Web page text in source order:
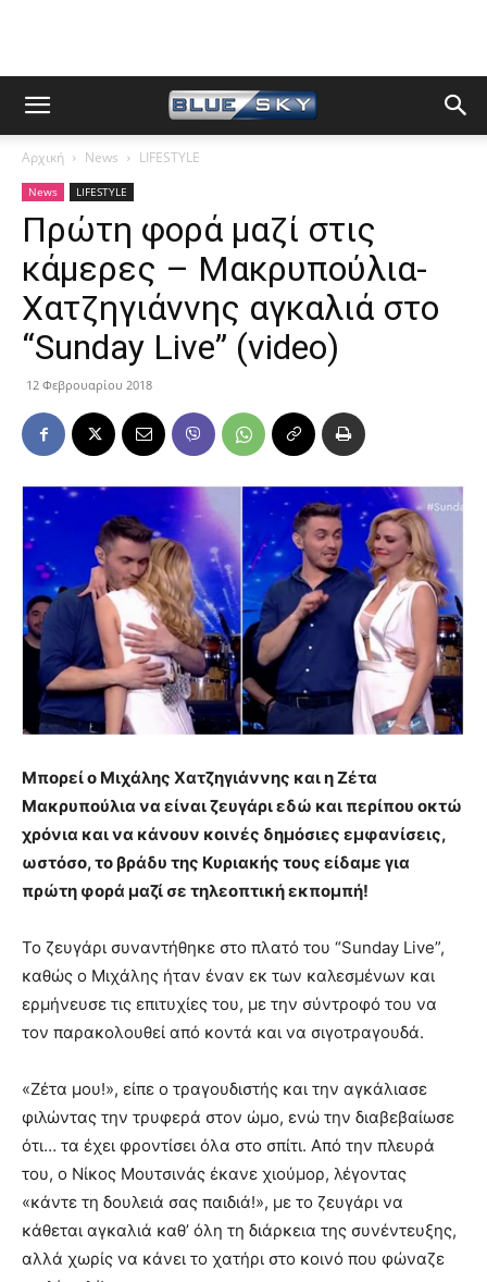
Αρχική News LIFESTYLE
News LIFESTYLE
Πρώτη φορά μαζί στις
κάμερες – Μακρυπούλια-
Χατζηγιάννης αγκαλιά στο
“Sunday Live” (video)
12 Φεβρουαρίου 2018
Μπορεί ο Μιχάλης Χατζηγιάννης και η Ζέτα
Μακρυπούλια να είναι ζευγάρι εδώ και περίπου οκτώ
χρόνια και να κάνουν κοινές δημόσιες εμφανίσεις,
ωστόσο, το βράδυ της Κυριακής τους είδαμε για
πρώτη φορά μαζί σε τηλεοπτική εκπομπή!
Το ζευγάρι συναντήθηκε στο πλατό του “Sunday Live”,
καθώς ο Μιχάλης ήταν έναν εκ των καλεσμένων και
ερμήνευσε τις επιτυχίες του, με την σύντροφό του να
τον παρακολουθεί από κοντά και να σιγοτραγουδά.
«Ζέτα μου!», είπε ο τραγουδιστής και την αγκάλιασε
φιλώντας την τρυφερά στον ώμο, ενώ την διαβεβαίωσε
ότι… τα έχει φροντίσει όλα στο σπίτι. Από την πλευρά
του, ο Νίκος Μουτσινάς έκανε χιούμορ, λέγοντας
«κάντε τη δουλειά σας παιδιά!», με το ζευγάρι να
κάθεται αγκαλιά καθ’ όλη τη διάρκεια της συνέντευξης,
αλλά χωρίς να κάνει το χατήρι στο κοινό που φώναζε